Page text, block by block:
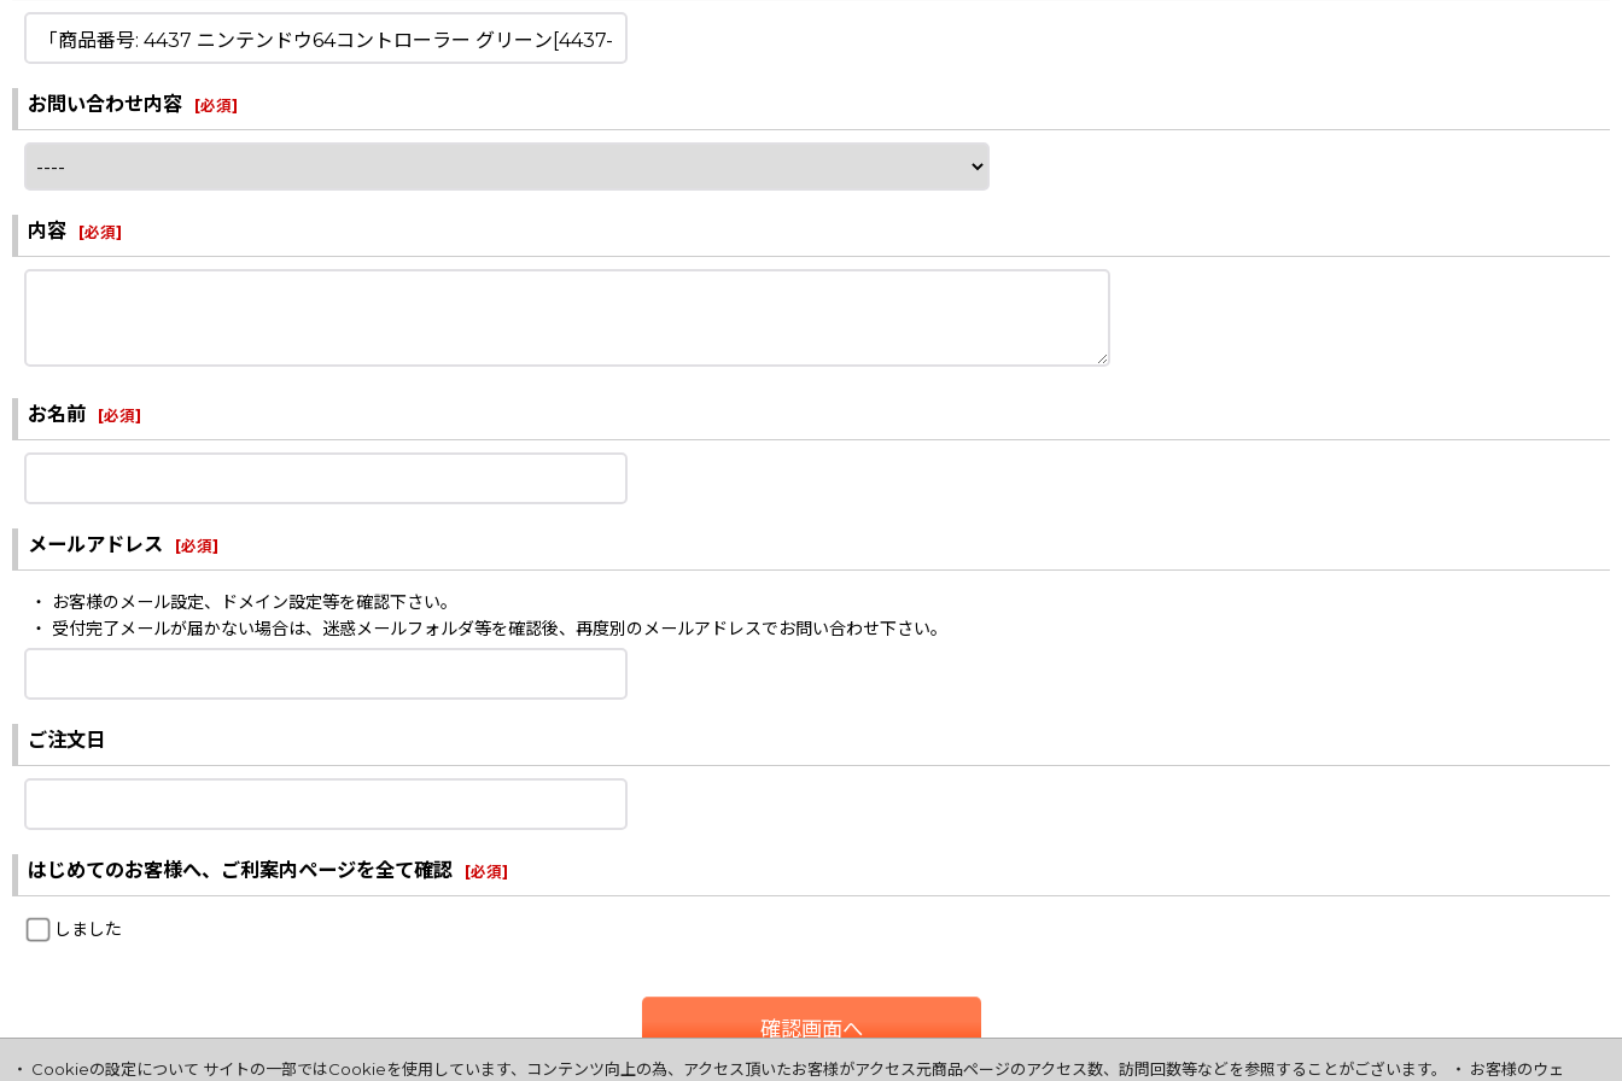
お問い合わせ内容 [必須]
内容 [必須]
お名前 [必須]
メールアドレス [必須]
・ お客様のメール設定、ドメイン設定等を確認下さい。
・ 受付完了メールが届かない場合は、迷惑メールフォルダ等を確認後、再度別のメールアドレスでお問い合わせ下さい。
ご注文日
はじめてのお客様へ、ご利案内ページを全て確認 [必須]
しました
確認画面へ
・ Cookieの設定について サイトの一部ではCookieを使用しています、コンテンツ向上の為、アクセス頂いたお客様がアクセス元商品ページのアクセス数、訪問回数等などを参照することがございます。 ・ お客様のウェ